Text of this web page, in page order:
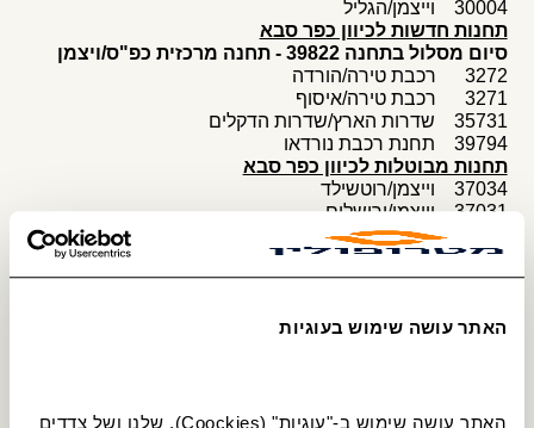
האתר עושה שימוש בעוגיות
30004 וייצמן/הגליל
תחנות חדשות לכיוון כפר סבא
סיום מסלול בתחנה 39822 - תחנה מרכזית כפ"ס/ויצמן
3272 רכבת טירה/הורדה
3271 רכבת טירה/איסוף
35731 שדרות הארץ/שדרות הדקלים
39794 תחנת רכבת נורדאו
תחנות מבוטלות לכיוון כפר סבא
37034 וייצמן/רוטשילד
37031 וייצמן/ירושלים
37028 ביטוח לאומי/ויצמן
37019 ויצמן/זאב גלר
37269 מסוף רעננה/רציפים
38081 דפנה/התדהר